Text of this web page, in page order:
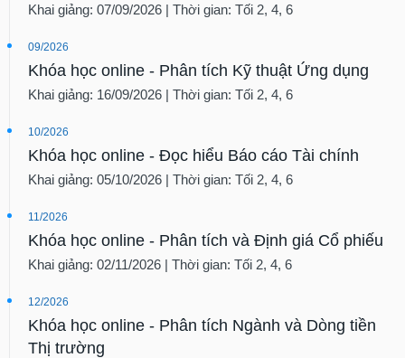
Khai giảng: 07/09/2026 | Thời gian: Tối 2, 4, 6
09/2026
Khóa học online - Phân tích Kỹ thuật Ứng dụng
Khai giảng: 16/09/2026 | Thời gian: Tối 2, 4, 6
10/2026
Khóa học online - Đọc hiểu Báo cáo Tài chính
Khai giảng: 05/10/2026 | Thời gian: Tối 2, 4, 6
11/2026
Khóa học online - Phân tích và Định giá Cổ phiếu
Khai giảng: 02/11/2026 | Thời gian: Tối 2, 4, 6
12/2026
Khóa học online - Phân tích Ngành và Dòng tiền
Thị trường